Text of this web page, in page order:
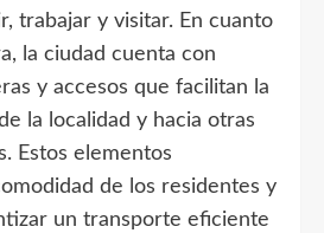
trabajar y visitar. En cuanto
la ciudad cuenta con
y accesos que facilitan la
la localidad y hacia otras
Estos elementos
de los residentes y
un transporte eficiente